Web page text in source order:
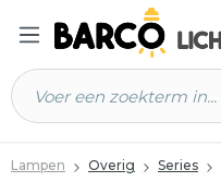
hoofdinhoud
Lampen Overig Series